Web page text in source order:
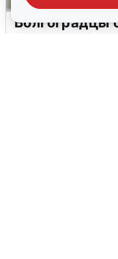
Волгоградцы